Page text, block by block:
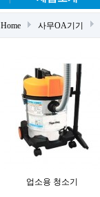
Home 사무OA기기
업소용 청소기